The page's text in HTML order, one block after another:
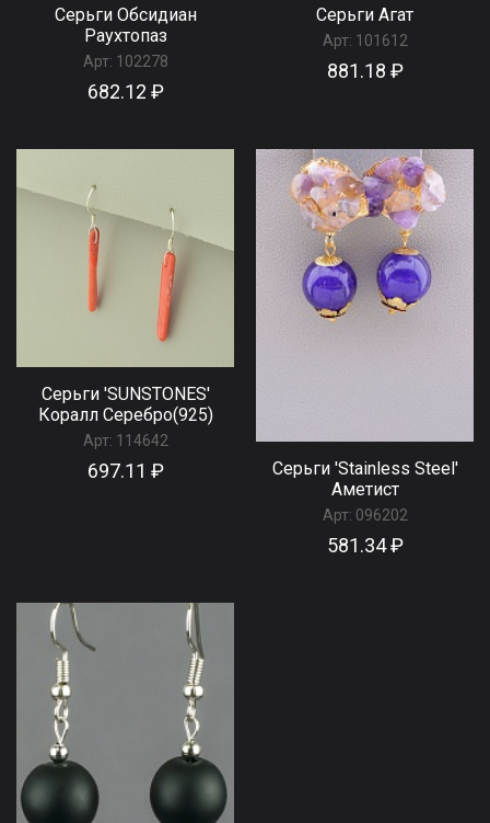
Серьги Обсидиан
Раухтопаз
Арт: 102278
682.12 ₽
Серьги Агат
Арт: 101612
881.18 ₽
Серьги 'SUNSTONES'
Коралл Серебро(925)
Арт: 114642
697.11 ₽
Серьги 'Stainless Steel'
Аметист
Арт: 096202
581.34 ₽